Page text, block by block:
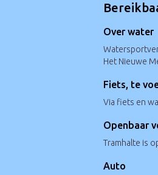
Over water
Het Nieuwe
Fiets, te
Via fiets en
Openbaar
Tramhalte is
Auto